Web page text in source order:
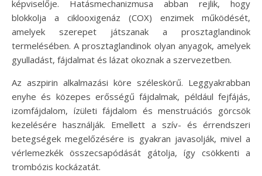
képviselője. Hatásmechanizmusa abban rejlik, hogy
blokkolja a ciklooxigenáz (COX) enzimek működését,
amelyek szerepet játszanak a prosztaglandinok
termelésében. A prosztaglandinok olyan anyagok, amelyek
gyulladást, fájdalmat és lázat okoznak a szervezetben.
Az aszpirin alkalmazási köre széleskörű. Leggyakrabban
enyhe és közepes erősségű fájdalmak, például fejfájás,
izomfájdalom, ízületi fájdalom és menstruációs görcsök
kezelésére használják. Emellett a szív- és érrendszeri
betegségek megelőzésére is gyakran javasolják, mivel a
vérlemezkék összecsapódását gátolja, így csökkenti a
trombózis kockázatát.